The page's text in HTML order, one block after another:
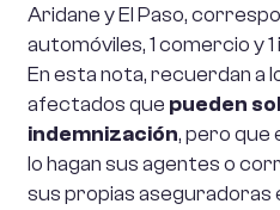
Aridane y El Paso,
automóviles, 1 comercio y
En esta nota, recuerdan a
afectados que pueden
indemnización, pero que
lo hagan sus agentes o
sus propias aseguradoras